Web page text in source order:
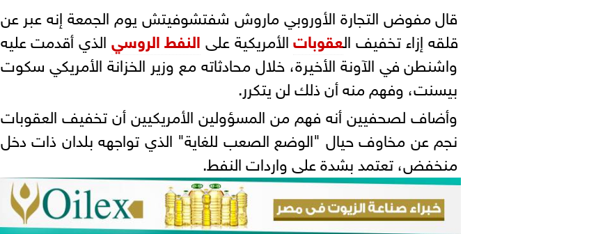
قال مفوض التجارة الأوروبي ماروش شفتشوفيتش يوم الجمعة إنه عبر عن
قلقه إزاء تخفيف العقوبات​الأمريكية علىالنفط الروسيالذي أقدمت عليه
واشنطن في الآونة الأخيرة، خلال محادثاته مع وزير الخزانة الأمريكي سكوت
بيسنت، وفهم منه أن ذلك لن يتكرر.
وأضاف لصحفيين أنه فهم من المسؤولين الأمريكيين أن تخفيف العقوبات
نجم ‌عن مخاوف ‌حيال "الوضع الصعب للغاية" ​الذي ‌تواجهه بلدان ⁠ذات ​دخل
منخفض، ⁠تعتمد بشدة على واردات النفط.